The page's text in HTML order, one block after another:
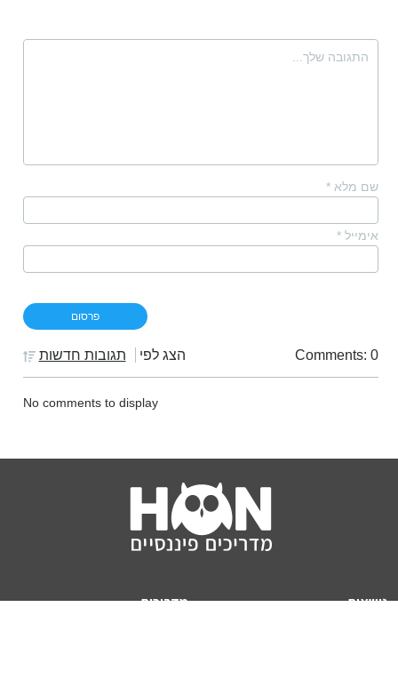
שם מלא *
אימייל *
Comments: 0 הצג לפי תגובות חדשות
No comments to display
נושאים
מדריכים